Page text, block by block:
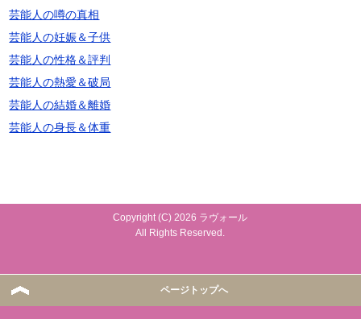
芸能人の噂の真相
芸能人の妊娠＆子供
芸能人の性格＆評判
芸能人の熱愛＆破局
芸能人の結婚＆離婚
芸能人の身長＆体重
Copyright (C) 2026 ラヴォール
All Rights Reserved.
ページトップへ